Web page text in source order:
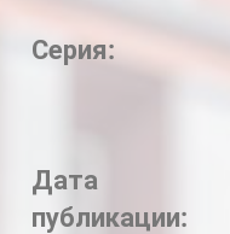
Серия:
Дата
публикации: